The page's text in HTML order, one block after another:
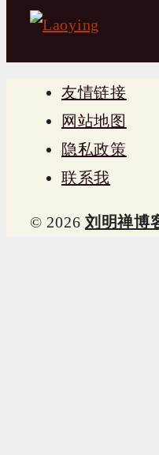
友情链接
网站地图
隐私政策
联系我
© 2026 刘明禅博